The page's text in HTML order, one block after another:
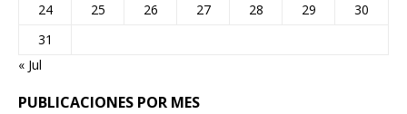
24
25 26 27 28 29
30
31
« Jul
PUBLICACIONES POR MES